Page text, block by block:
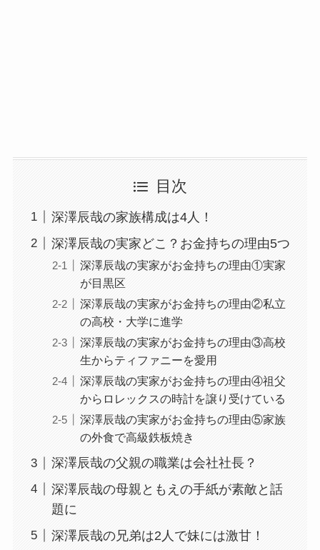
目次
深澤辰哉の家族構成は4人！
深澤辰哉の実家どこ？お金持ちの理由5つ
深澤辰哉の実家がお金持ちの理由①実家
が目黒区
深澤辰哉の実家がお金持ちの理由②私立
の高校・大学に進学
深澤辰哉の実家がお金持ちの理由③高校
生からティファニーを愛用
深澤辰哉の実家がお金持ちの理由④祖父
からロレックスの時計を譲り受けている
深澤辰哉の実家がお金持ちの理由⑤家族
の外食で高級鉄板焼き
深澤辰哉の父親の職業は会社社長？
深澤辰哉の母親ともえの手紙が素敵と話
題に
深澤辰哉の兄弟は2人で妹には激甘！